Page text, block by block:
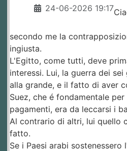
24-06-2026 19:17
secondo me la
ingiusta.
L'Egitto, come tutti, deve
interessi. Lui, la guerra dei
alla grande, e il fatto di aver
Suez, che é fondamentale
pagamenti, era da leccarsi i
Al contrario di altri, lui quello
fatto.
Se i Paesi arabi